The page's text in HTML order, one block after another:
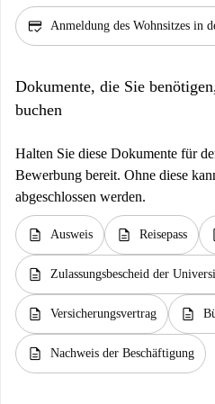
credit_score Anmeldung des Wohnsitzes in
Dokumente, die Sie
buchen
Halten Sie diese Dokumente für
Bewerbung bereit. Ohne diese
abgeschlossen werden.
description Ausweis description Reisepass
description Zulassungsbescheid der
description Versicherungsvertrag description
description Nachweis der Beschäftigung